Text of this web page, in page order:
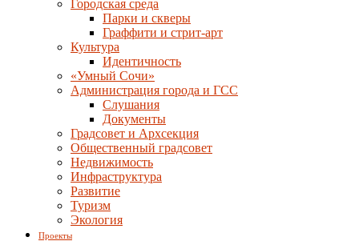
Городская среда
Парки и скверы
Граффити и стрит-арт
Культура
Идентичность
«Умный Сочи»
Администрация города и ГСС
Слушания
Документы
Градсовет и Архсекция
Общественный градсовет
Недвижимость
Инфраструктура
Развитие
Туризм
Экология
Проекты